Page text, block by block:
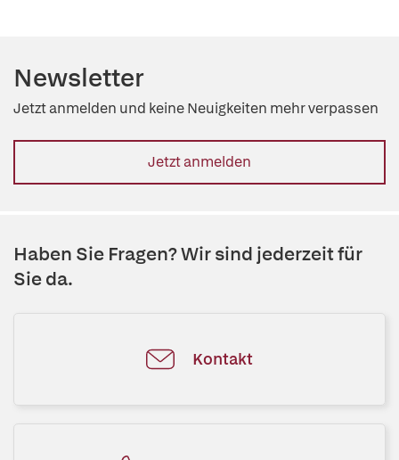
Newsletter
Jetzt anmelden und keine Neuigkeiten mehr verpassen
Jetzt anmelden
Haben Sie Fragen? Wir sind jederzeit für
Sie da.
Kontakt